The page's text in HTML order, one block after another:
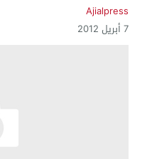
Ajialpress
7 أبريل 2012